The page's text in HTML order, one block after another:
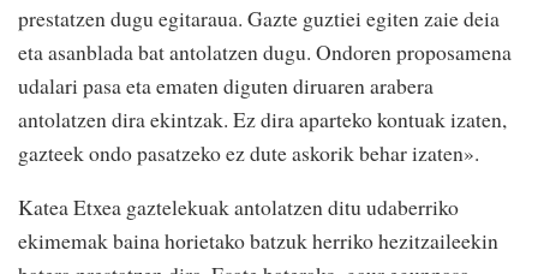
prestatzen dugu egitaraua. Gazte guztiei egiten zaie deia
eta asanblada bat antolatzen dugu. Ondoren proposamena
udalari pasa eta ematen diguten diruaren arabera
antolatzen dira ekintzak. Ez dira aparteko kontuak izaten,
gazteek ondo pasatzeko ez dute askorik behar izaten».
Katea Etxea gaztelekuak antolatzen ditu udaberriko
ekimemak baina horietako batzuk herriko hezitzaileekin